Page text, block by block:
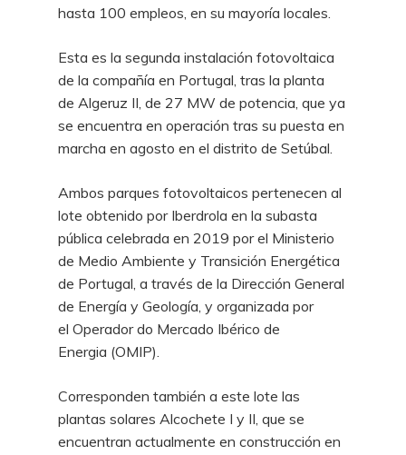
hasta 100 empleos, en su mayoría locales.
Esta es la segunda instalación fotovoltaica
de la compañía en Portugal, tras la planta
de Algeruz II, de 27 MW de potencia, que ya
se encuentra en operación tras su puesta en
marcha en agosto en el distrito de Setúbal.
Ambos parques fotovoltaicos pertenecen al
lote obtenido por Iberdrola en la subasta
pública celebrada en 2019 por el Ministerio
de Medio Ambiente y Transición Energética
de Portugal, a través de la Dirección General
de Energía y Geología, y organizada por
el Operador do Mercado Ibérico de
Energia (OMIP).
Corresponden también a este lote las
plantas solares Alcochete I y II, que se
encuentran actualmente en construcción en